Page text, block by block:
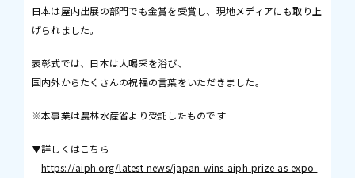
日本は屋内出展の部門でも金賞を受賞し、現地メディアにも取り上
げられました。
表彰式では、日本は大喝采を浴び、
国内外からたくさんの祝福の言葉をいただきました。
※本事業は農林水産省より受託したものです
▼詳しくはこちら
https://aiph.org/latest-news/japan-wins-aiph-prize-as-expo-